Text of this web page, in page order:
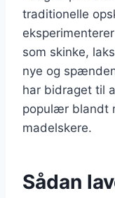
traditionelle
som skinke,
nye og
har bidraget til
populær blandt
madelskere.
Sådan